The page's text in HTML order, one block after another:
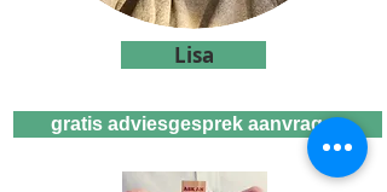
Lisa
gratis adviesgesprek aanvragen